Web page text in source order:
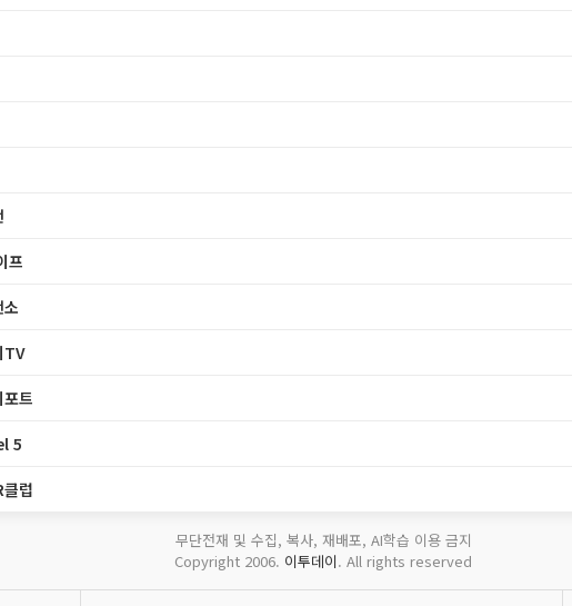
프
TV
트
5
럽
무단전재 및 수집, 복사, 재배포, AI학습 이용 금지
Copyright 2006. 이투데이. All rights reserved